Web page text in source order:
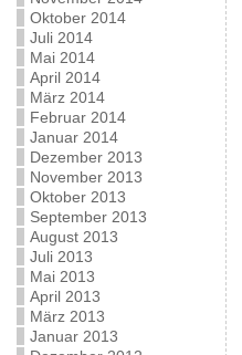
Oktober 2014
Juli 2014
Mai 2014
April 2014
März 2014
Februar 2014
Januar 2014
Dezember 2013
November 2013
Oktober 2013
September 2013
August 2013
Juli 2013
Mai 2013
April 2013
März 2013
Januar 2013